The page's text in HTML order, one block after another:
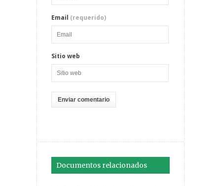
Email (requerido)
Sitio web
Documentos relacionados